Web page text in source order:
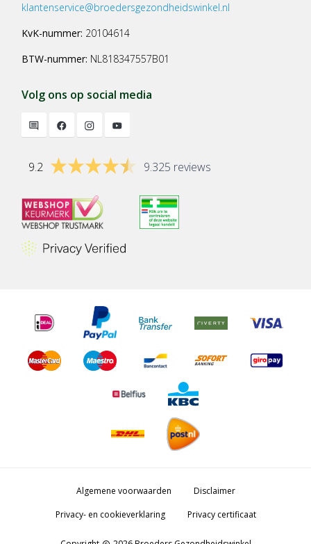
klantenservice@broedersgezondheidswinkel.nl
KvK-nummer: 20104614
BTW-nummer: NL818347557B01
Volg ons op social media
9.2 9.325 reviews
Algemene voorwaarden
Disclaimer
Privacy- en cookieverklaring
Privacy certificaat